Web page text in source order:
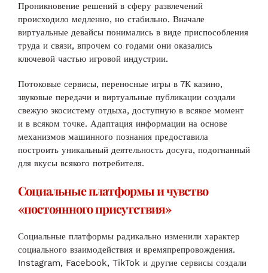
Проникновение решений в сферу развлечений
происходило медленно, но стабильно. Вначале
виртуальные девайсы понимались в виде приспособления
труда и связи, впрочем со годами они оказались
ключевой частью игровой индустрии.
Потоковые сервисы, переносные игры в 7К казино,
звуковые передачи и виртуальные публикации создали
свежую экосистему отдыха, доступную в всякое момент
и в всяком точке. Адаптация информации на основе
механизмов машинного познания предоставила
построить уникальный деятельность досуга, подогнанный
для вкусы всякого потребителя.
Социальные платформы и чувство
«постоянного присутствия»
Социальные платформы радикально изменили характер
социального взаимодействия и времяпрепровождения.
Instagram, Facebook, TikTok и другие сервисы создали